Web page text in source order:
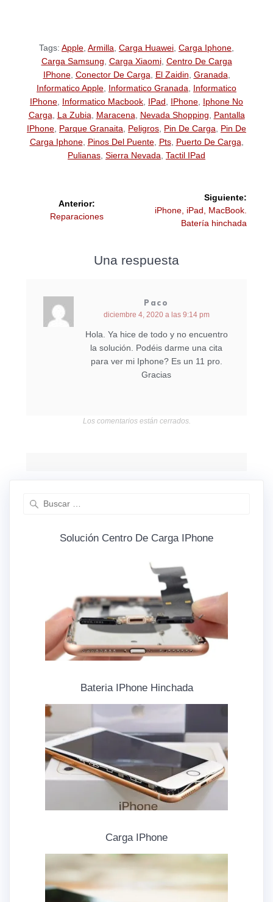
Tags: Apple Armilla Carga Huawei Carga Iphone
Carga Samsung Carga Xiaomi, Centro De Carga
IPhone, Conector De Carga El Zaidin Granada
Informatico Apple Informatico Granada
Informatico
IPhone Informatico Macbook IPad IPhone Iphone No
Carga
La Zubia Maracena Nevada Shopping
Pantalla
IPhone Parque Granaita Peligros Pin De Carga
Pin De
Carga Iphone, Pinos Del Puente, Pts, Puerto De Carga
Pulianas Sierra Nevada Tactil IPad
Anterior:
Reparaciones
Siguiente:
iPhone, iPad, MacBook.
Batería hinchada
Una respuesta
Paco
diciembre 4, 2020 a las 9:14 pm
Hola. Ya hice de todo y no encuentro
la solución. Podéis darme una cita
para ver mi Iphone? Es un 11 pro.
Gracias
Los comentarios están cerrados.
Solución Centro De Carga IPhone
Bateria IPhone Hinchada
Carga IPhone